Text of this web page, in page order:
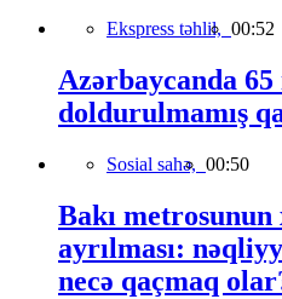
Ekspress təhlil, 00:52
Azərbaycanda
doldurulmamış
Sosial sahə, 00:50
Bakı
ayrılması:
necə qaçmaq